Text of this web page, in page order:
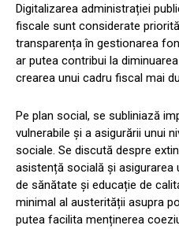
Digitalizarea administrației
fiscale sunt considerate
transparența în gestionarea
ar putea contribui la
crearea unui cadru fiscal mai
Pe plan social, se subliniază
vulnerabile și a asigurării unui
sociale. Se discută despre
asistență socială și asigurarea
de sănătate și educație de
minimal al austerității asupra
putea facilita menținerea